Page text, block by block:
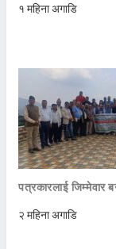
१ महिना अगाडि
पत्रकारलाई जिम्मेवार
२ महिना अगाडि